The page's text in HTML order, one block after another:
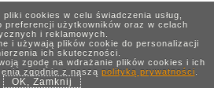
cookies w celu świadczenia usług,
preferencji użytkowników oraz w celach
i reklamowych.
i używają plików cookie do personalizacji
ich skuteczności.
zgodę na wdrażanie plików cookies i ich
zgodnie z naszą polityką prywatności.
OK, Zamknij